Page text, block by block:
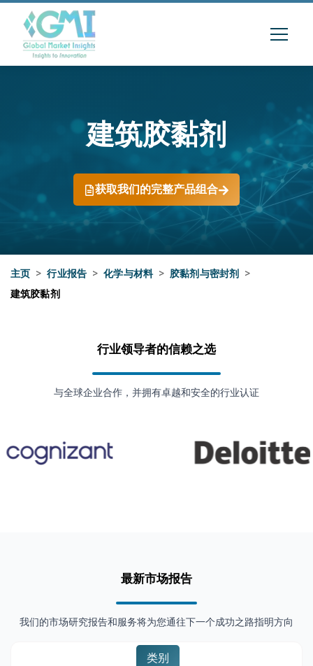
建筑胶黏剂
获取我们的完整产品组合
主页 > 行业报告 > 化学与材料 > 胶黏剂与密封剂 >
建筑胶黏剂
行业领导者的信赖之选
与全球企业合作，并拥有卓越和安全的行业认证
最新市场报告
我们的市场研究报告和服务将为您通往下一个成功之路指明方向
类别